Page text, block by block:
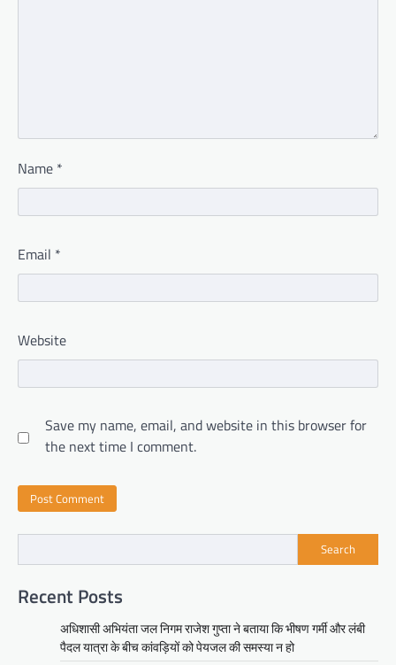
Name *
Email *
Website
Save my name, email, and website in this browser for
the next time I comment.
Search
Recent Posts
अधिशासी अभियंता जल निगम राजेश गुप्ता ने बताया कि भीषण गर्मी और लंबी
पैदल यात्रा के बीच कांवड़ियों को पेयजल की समस्या न हो